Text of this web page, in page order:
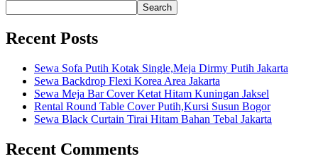
Search
Recent Posts
Sewa Sofa Putih Kotak Single,Meja Dirmy Putih Jakarta
Sewa Backdrop Flexi Korea Area Jakarta
Sewa Meja Bar Cover Ketat Hitam Kuningan Jaksel
Rental Round Table Cover Putih,Kursi Susun Bogor
Sewa Black Curtain Tirai Hitam Bahan Tebal Jakarta
Recent Comments